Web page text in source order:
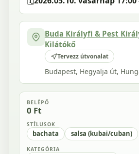
Buda Királyfi & Pest
Kilátókő
Tervezz útvonalat
Budapest, Hegyalja út,
BELÉPŐ
0 Ft
STÍLUSOK
bachata salsa (kubai/cuban)
KATEGÓRIA